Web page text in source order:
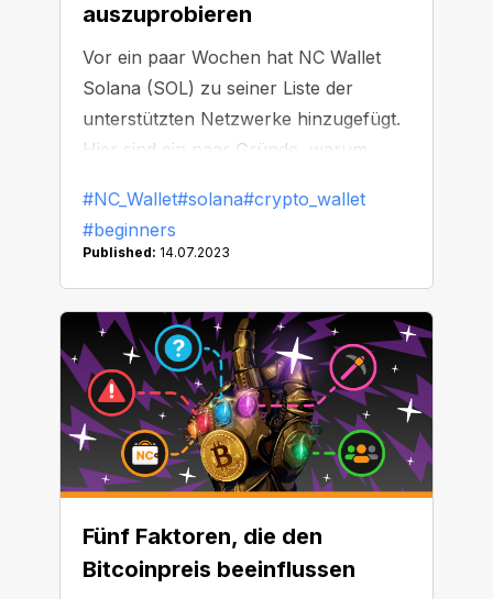
auszuprobieren
Vor ein paar Wochen hat NC Wallet
Solana (SOL) zu seiner Liste der
unterstützten Netzwerke hinzugefügt.
Hier sind ein paar Gründe, warum
werden könnte.
#NC_Wallet#solana#crypto_wallet
#beginners
Published: 14.07.2023
Fünf Faktoren, die den
Bitcoinpreis beeinflussen